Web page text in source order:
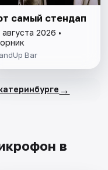
самый стендап
августа 2026 •
Bar
→
в